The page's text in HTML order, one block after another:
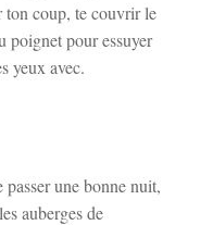
ton coup, te couvrir le
poignet pour essuyer
yeux avec.
une bonne nuit,
auberges de